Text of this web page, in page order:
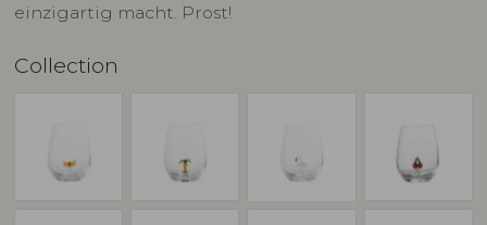
einzigartig macht. Prost!
Collection